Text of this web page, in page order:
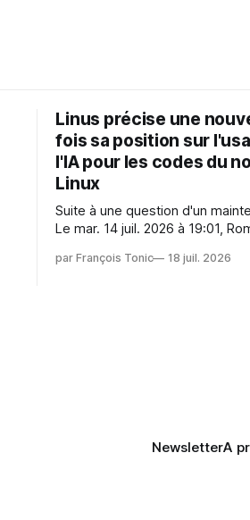
Linus précise une
fois sa position sur
l'IA pour les codes du
Linux
Suite à une question d'un
Le mar. 14 juil. 2026 à 19:01,
écrit : Je pense que cela rend l'objectif
par François Tonic 18 juil. 2026
NewsletterA